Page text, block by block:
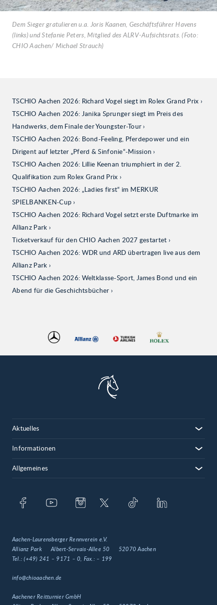
Dem Sieger gratulieren u.a. Joris Kaanen, Geschäftsführer Havens
(links) und Stefanie Peters, Mitglied des ALRV-Aufsichtsrats. (Foto:
CHIO Aachen/ Michael Strauch)
TSCHIO Aachen 2026: Richard Vogel siegt im Rolex Grand Prix
TSCHIO Aachen 2026: Janika Sprunger siegt im Preis des
Handwerks, dem Finale der Youngster-Tour
TSCHIO Aachen 2026: Bond-Feeling, Pferdepower und ein
Dirigent auf letzter „Pferd & Sinfonie“-Mission
TSCHIO Aachen 2026: Lillie Keenan triumphiert in der 2.
Qualifikation zum Rolex Grand Prix
TSCHIO Aachen 2026: „Ladies first“ im MERKUR
SPIELBANKEN-Cup
TSCHIO Aachen 2026: Richard Vogel setzt erste Duftmarke im
Allianz Park
Ticketverkauf für den CHIO Aachen 2027 gestartet
TSCHIO Aachen 2026: WDR und ARD übertragen live aus dem
Allianz Park
TSCHIO Aachen 2026: Weltklasse-Sport, James Bond und ein
Abend für die Geschichtsbücher
Aktuelles
Informationen
Allgemeines
Aachen-Laurensberger Rennverein e.V.
Allianz Park
Albert-Servais-Allee 50
52070 Aachen
Tel.:(+49) 241 – 9171 – 0 , Fax.: – 199
info@chioaachen.de
Aachener Reitturnier GmbH